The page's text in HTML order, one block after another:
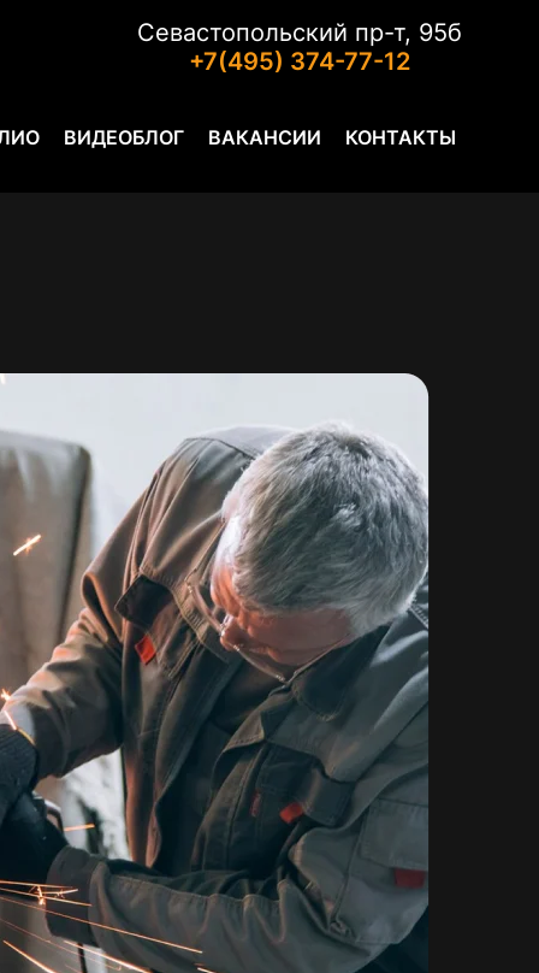
Севастопольский пр-т, 95б
+7(495) 374-77-12
ВИДЕОБЛОГ ВАКАНСИИ КОНТАКТЫ